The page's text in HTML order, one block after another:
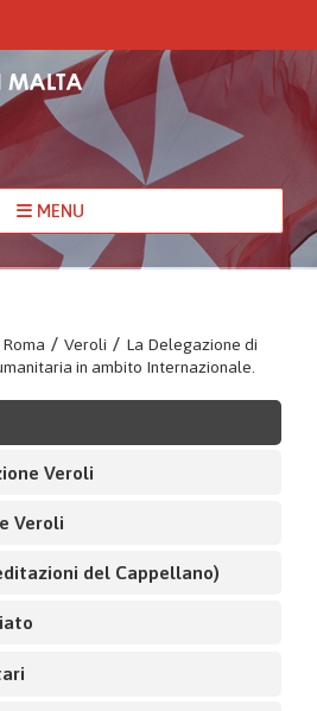
MENU
/ Veroli / La Delegazione di
in ambito Internazionale.
Veroli
Veroli
del Cappellano)